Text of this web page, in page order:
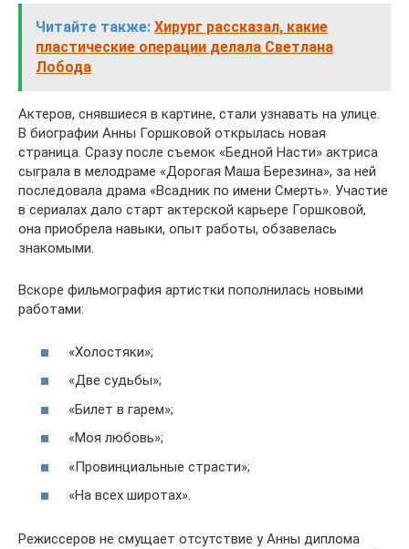
Читайте также: Хирург рассказал, какие
пластические операции делала Светлана
Лобода
Актеров, снявшиеся в картине, стали узнавать на улице.
В биографии Анны Горшковой открылась новая
страница. Сразу после съемок «Бедной Насти» актриса
сыграла в мелодраме «Дорогая Маша Березина», за ней
последовала драма «Всадник по имени Смерть». Участие
в сериалах дало старт актерской карьере Горшковой,
она приобрела навыки, опыт работы, обзавелась
знакомыми.
Вскоре фильмография артистки пополнилась новыми
работами:
«Холостяки»;
«Две судьбы»;
«Билет в гарем»;
«Моя любовь»;
«Провинциальные страсти»;
«На всех широтах».
Режиссеров не смущает отсутствие у Анны диплома